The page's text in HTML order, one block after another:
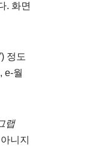
. 화면
정도
e-월
랩
니지